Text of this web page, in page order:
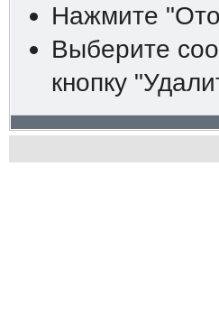
Нажмите
Выберите
кнопку